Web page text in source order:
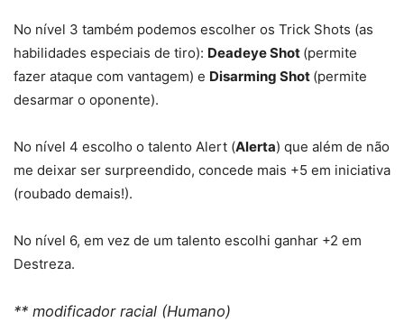
No nível 3 também podemos escolher os Trick Shots (as
habilidades especiais de tiro): Deadeye Shot (permite
fazer ataque com vantagem) e Disarming Shot (permite
desarmar o oponente).
No nível 4 escolho o talento Alert (Alerta) que além de não
me deixar ser surpreendido, concede mais +5 em iniciativa
(roubado demais!).
No nível 6, em vez de um talento escolhi ganhar +2 em
Destreza.
** modificador racial (Humano)